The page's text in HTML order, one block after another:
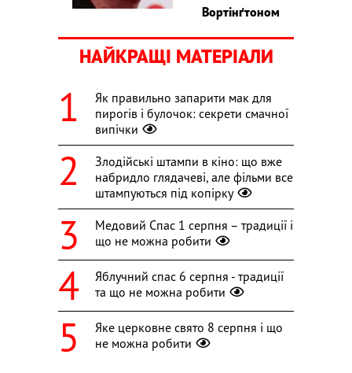
Вортінґтоном
НАЙКРАЩІ МАТЕРІАЛИ
Як правильно запарити мак для
пирогів і булочок: секрети смачної
випічки
Злодійські штампи в кіно: що вже
набридло глядачеві, але фільми все
штампуються під копірку
Медовий Спас 1 серпня – традиції і
що не можна робити
Яблучний спас 6 серпня - традиції
та що не можна робити
Яке церковне свято 8 серпня і що
не можна робити